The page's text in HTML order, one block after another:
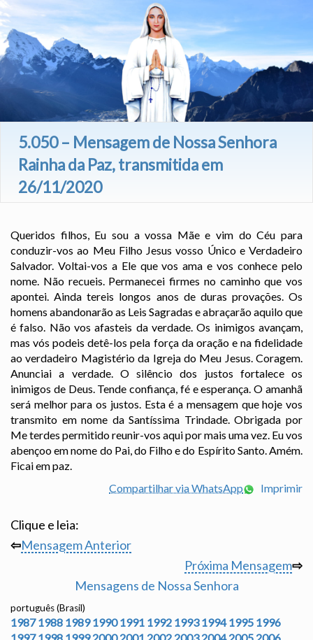
5.050 – Mensagem de Nossa Senhora
Rainha da Paz, transmitida em
26/11/2020
Queridos filhos, Eu sou a vossa Mãe e vim do Céu para
conduzir-vos ao Meu Filho Jesus vosso Único e Verdadeiro
Salvador. Voltai-vos a Ele que vos ama e vos conhece pelo
nome. Não recueis. Permanecei firmes no caminho que vos
apontei. Ainda tereis longos anos de duras provações. Os
homens abandonarão as Leis Sagradas e abraçarão aquilo que
é falso. Não vos afasteis da verdade. Os inimigos avançam,
mas vós podeis detê-los pela força da oração e na fidelidade
ao verdadeiro Magistério da Igreja do Meu Jesus. Coragem.
Anunciai a verdade. O silêncio dos justos fortalece os
inimigos de Deus. Tende confiança, fé e esperança. O amanhã
será melhor para os justos. Esta é a mensagem que hoje vos
transmito em nome da Santíssima Trindade. Obrigada por
Me terdes permitido reunir-vos aqui por mais uma vez. Eu vos
abençoo em nome do Pai, do Filho e do Espírito Santo. Amém.
Ficai em paz.
Compartilhar via WhatsApp
Imprimir
Clique e leia:
⇦Mensagem Anterior
Próxima Mensagem⇨
Mensagens de Nossa Senhora
português (Brasil)
1987 1988 1989 1990 1991 1992 1993 1994 1995 1996